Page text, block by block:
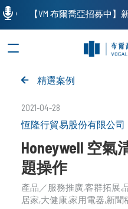
精選案例
2021-04-28
恆隆行貿易股份有限公司
Honeywell 空氣
題操作
產品／服務推廣客群拓展
居家 大健康 家用電器 新聞